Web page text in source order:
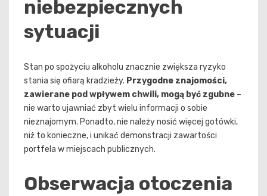
niebezpiecznych
sytuacji
Stan po spożyciu alkoholu znacznie zwiększa ryzyko
stania się ofiarą kradzieży. Przygodne znajomości,
zawierane pod wpływem chwili, mogą być zgubne –
nie warto ujawniać zbyt wielu informacji o sobie
nieznajomym. Ponadto, nie należy nosić więcej gotówki,
niż to konieczne, i unikać demonstracji zawartości
portfela w miejscach publicznych.
Obserwacja otoczenia